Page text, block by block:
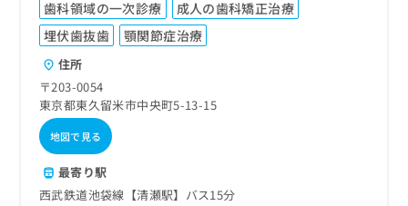
歯科領域の一次診療
成人の歯科矯正治療
埋伏歯抜歯
顎関節症治療
住所
〒203-0054
東京都東久留米市中央町5-13-15
地図で見る
最寄り駅
西武鉄道池袋線【清瀬駅】バス15分